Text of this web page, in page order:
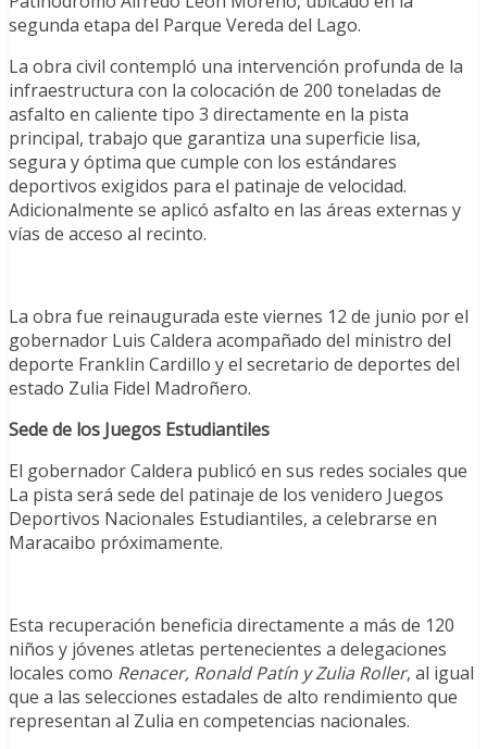
segunda etapa del Parque Vereda del Lago.
La obra civil contempló una intervención profunda de la
infraestructura con la colocación de 200 toneladas de
asfalto en caliente tipo 3 directamente en la pista
principal, trabajo que garantiza una superficie lisa,
segura y óptima que cumple con los estándares
deportivos exigidos para el patinaje de velocidad.
Adicionalmente se aplicó asfalto en las áreas externas y
vías de acceso al recinto.
La obra fue reinaugurada este viernes 12 de junio por el
gobernador Luis Caldera acompañado del ministro del
deporte Franklin Cardillo y el secretario de deportes del
estado Zulia Fidel Madroñero.
Sede de los Juegos Estudiantiles
El gobernador Caldera publicó en sus redes sociales que
La pista será sede del patinaje de los venidero Juegos
Deportivos Nacionales Estudiantiles, a celebrarse en
Maracaibo próximamente.
Esta recuperación beneficia directamente a más de 120
niños y jóvenes atletas pertenecientes a delegaciones
locales como Renacer, Ronald Patín y Zulia Roller, al igual
que a las selecciones estadales de alto rendimiento que
representan al Zulia en competencias nacionales.